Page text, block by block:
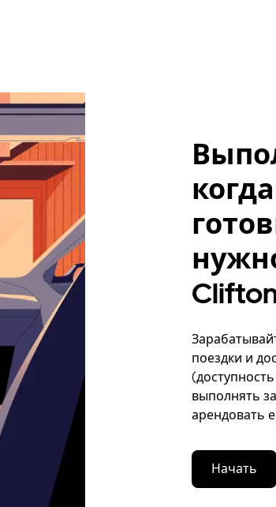
поездки и
выполнять
арендовать
Начать